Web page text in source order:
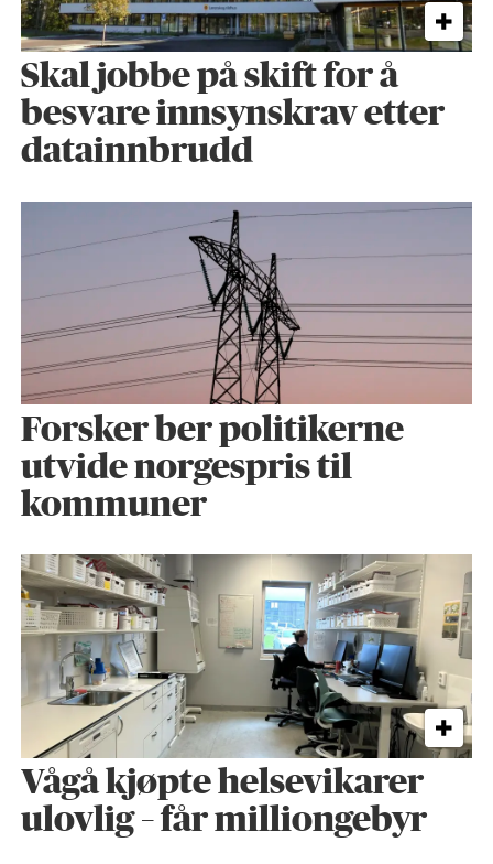
Skal jobbe på skift for å
besvare innsynskrav etter
datainnbrudd
Forsker ber politikerne
utvide norgespris til
kommuner
Vågå kjøpte helse­vikarer
ulovlig – får milliongebyr